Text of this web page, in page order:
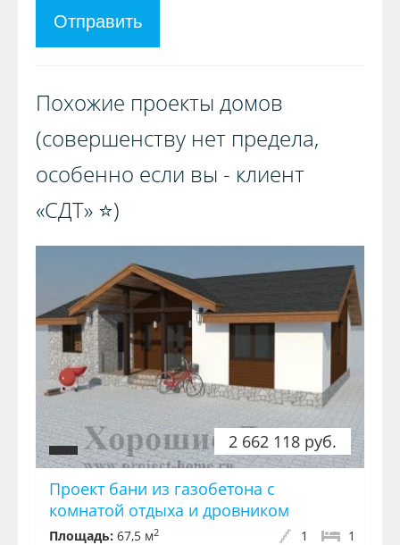
Отправить
Похожие проекты домов
(совершенству нет предела,
особенно если вы - клиент
«СДТ» ⭐️)️
2 662 118 руб.
Проект бани из газобетона с
комнатой отдыха и дровником
Площадь: 67,5 м2 1
1